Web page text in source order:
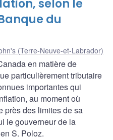
selon le
du
(Terre-Neuve-et-Labrador)
en matière de
particulièrement tributaire
importantes qui
au moment où
près des limites de sa
le gouverneur de la
S. Poloz.